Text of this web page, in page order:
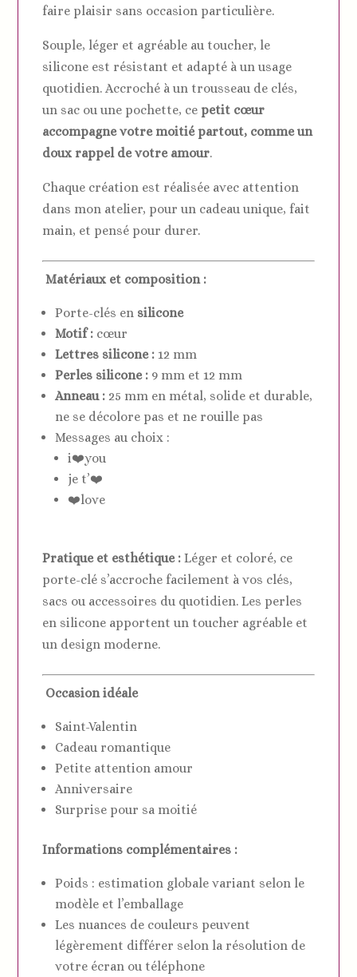
faire plaisir sans occasion particulière.
Souple, léger et agréable au toucher, le
silicone est résistant et adapté à un usage
quotidien. Accroché à un trousseau de clés,
un sac ou une pochette, ce petit cœur
accompagne votre moitié partout, comme un
doux rappel de votre amour.
Chaque création est réalisée avec attention
dans mon atelier, pour un cadeau unique, fait
main, et pensé pour durer.
Matériaux et composition :
Porte-clés en silicone
Motif : cœur
Lettres silicone : 12 mm
Perles silicone : 9 mm et 12 mm
Anneau : 25 mm en métal, solide et durable,
ne se décolore pas et ne rouille pas
Messages au choix :
i❤️you
je t’❤️
❤️love
Pratique et esthétique : Léger et coloré, ce
porte-clé s’accroche facilement à vos clés,
sacs ou accessoires du quotidien. Les perles
en silicone apportent un toucher agréable et
un design moderne.
Occasion idéale
Saint-Valentin
Cadeau romantique
Petite attention amour
Anniversaire
Surprise pour sa moitié
Informations complémentaires :
Poids : estimation globale variant selon le
modèle et l’emballage
Les nuances de couleurs peuvent
légèrement différer selon la résolution de
votre écran ou téléphone